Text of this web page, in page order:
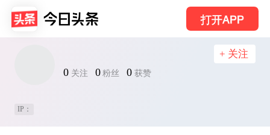
打开APP
0 关注 0 粉丝 0 获赞
+ 关注
IP：